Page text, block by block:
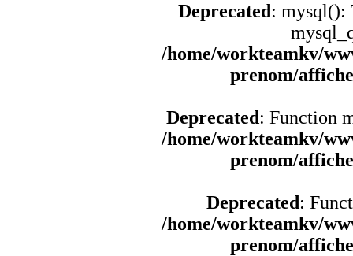
Deprecated: mysql():
/home/workteamkv/
prenom/
Deprecated: Function
/home/workteamkv/
prenom/
Deprecated:
/home/workteamkv/
prenom/